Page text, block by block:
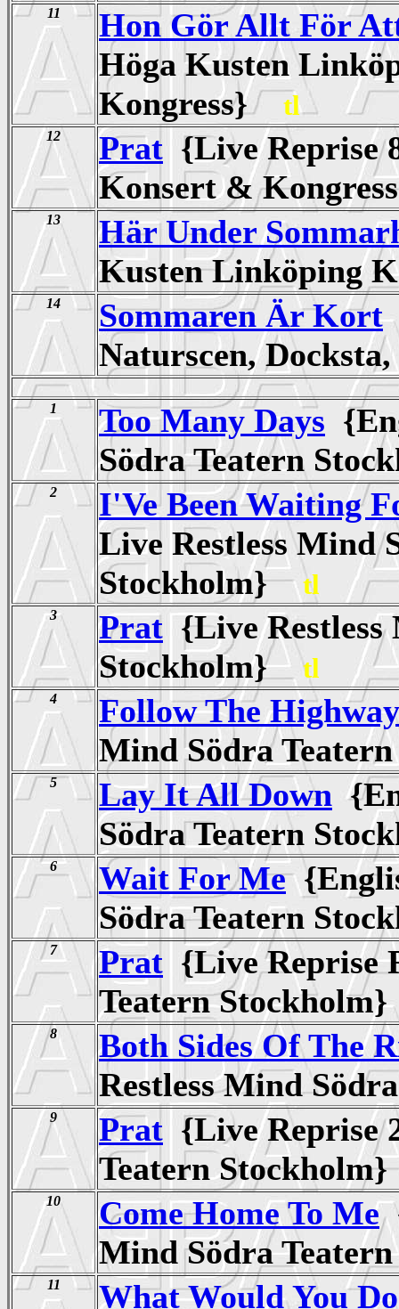
11
Hon Gör Allt För
Höga Kusten
Kongress}tl
12 Prat {Live Reprise
Konsert &
13
Här Under
Kusten Linköping
14 Sommaren Är Kort
Naturscen,
1 Too Many Days
Södra Teatern
2
I'Ve Been Waiting
Live Restless Mind
Stockholm} tl
3 Prat {Live Restless
Stockholm}tl
4
Follow The Highway
Mind Södra
5 Lay It All Down
Södra Teatern
6 Wait For Me
Södra Teatern
7 Prat {Live Reprise
Teatern
8
Both Sides Of The
Restless Mind
9 Prat {Live Reprise
Teatern
10 Come Home To Me
Mind Södra
11 What Would You Do